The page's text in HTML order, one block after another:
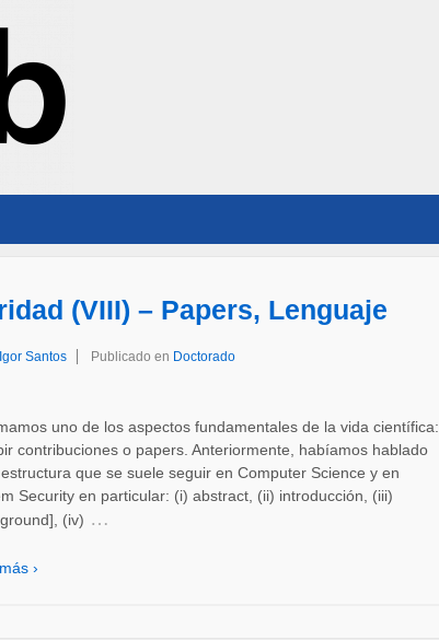
(VIII) – Papers, Lenguaje
Igor Santos Publicado en Doctorado
uno de los aspectos fundamentales de la vida científica:
contribuciones o papers. Anteriormente, habíamos hablado
que se suele seguir en Computer Science y en
Security en particular: (i) abstract, (ii) introducción, (iii)
(iv) …
›